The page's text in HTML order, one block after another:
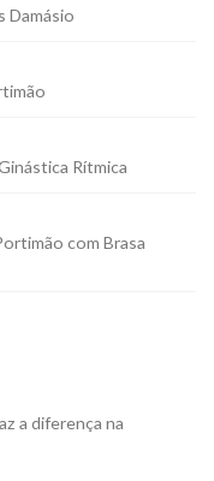
Damásio
Rítmica
com Brasa
a diferença na